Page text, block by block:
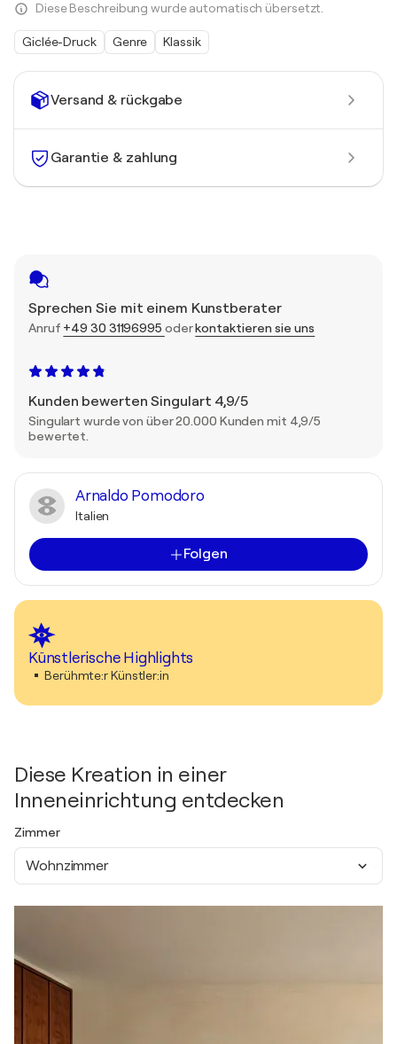
Versand & rückgabe
Garantie & zahlung
Sprechen Sie mit einem Kunstberater
Anruf +49 30 31196995 oderkontaktieren sie uns
Kunden bewerten Singulart 4,9/5
Singulart wurde von über 20.000 Kunden mit 4,9/5
bewertet.
Arnaldo Pomodoro
Italien
Folgen
Künstlerische Highlights
Berühmte:r Künstler:in
Diese Kreation in einer
Inneneinrichtung entdecken
Zimmer
Wohnzimmer
Diese Beschreibung wurde automatisch übersetzt.
Giclée-Druck Genre Klassik